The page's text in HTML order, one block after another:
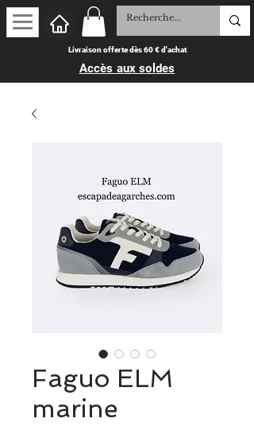
Livraison offerte dès 60 € d'achat
Accès aux soldes
Faguo ELM
marine